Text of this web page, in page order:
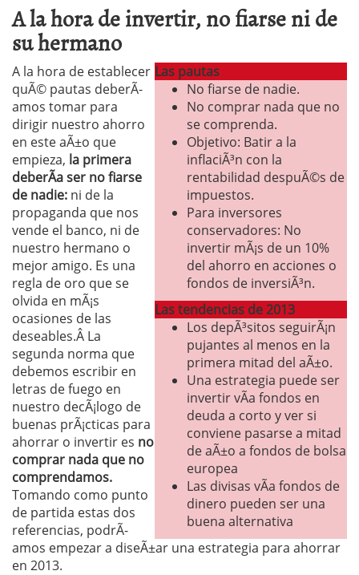
A la hora de invertir, no fiarse ni de
su hermano
Las pautas
No fiarse de nadie.
No comprar nada que no
se comprenda.
Objetivo: Batir a la
inflaciÃ³n con la
rentabilidad despuÃ©s de
impuestos.
Para inversores
conservadores: No
invertir mÃ¡s de un 10%
del ahorro en acciones o
fondos de inversiÃ³n.
Las tendencias de 2013
Los depÃ³sitos seguirÃ¡n
pujantes al menos en la
primera mitad del aÃ±o.
Una estrategia puede ser
invertir vÃ­a fondos en
deuda a corto y ver si
conviene pasarse a mitad
de aÃ±o a fondos de bolsa
europea
Las divisas vÃ­a fondos de
dinero pueden ser una
buena alternativa
A la hora de establecer
quÃ© pautas deberÃ­
amos tomar para
dirigir nuestro ahorro
en este aÃ±o que
empieza, la primera
deberÃ­a ser no fiarse
de nadie: ni de la
propaganda que nos
vende el banco, ni de
nuestro hermano o
mejor amigo. Es una
regla de oro que se
olvida en mÃ¡s
ocasiones de las
deseables.Â La
segunda norma que
debemos escribir en
letras de fuego en
nuestro decÃ¡logo de
buenas prÃ¡cticas para
ahorrar o invertir es no
comprar nada que no
comprendamos.
Tomando como punto
de partida estas dos
referencias, podrÃ­
amos empezar a diseÃ±ar una estrategia para ahorrar
en 2013.